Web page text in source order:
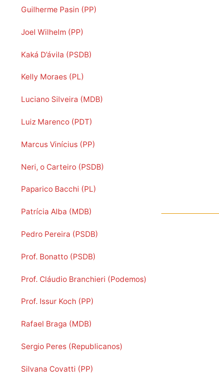
Guilherme Pasin (PP)
Joel Wilhelm (PP)
Kaká D’ávila (PSDB)
Kelly Moraes (PL)
Luciano Silveira (MDB)
Luiz Marenco (PDT)
Marcus Vinícius (PP)
Neri, o Carteiro (PSDB)
Paparico Bacchi (PL)
Patrícia Alba (MDB)
Pedro Pereira (PSDB)
Prof. Bonatto (PSDB)
Prof. Cláudio Branchieri (Podemos)
Prof. Issur Koch (PP)
Rafael Braga (MDB)
Sergio Peres (Republicanos)
Silvana Covatti (PP)